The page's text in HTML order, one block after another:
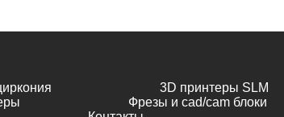
3D принтеры SLM
Фрезы и cad/cam блоки